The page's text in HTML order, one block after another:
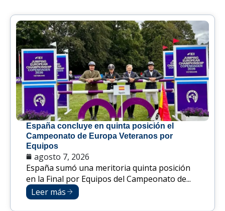
España concluye en quinta posición el
Campeonato de Europa Veteranos por
Equipos
agosto 7, 2026
España sumó una meritoria quinta posición
en la Final por Equipos del Campeonato de...
Leer más